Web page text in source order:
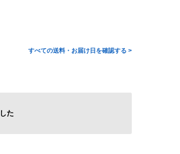
すべての送料・お届け日を確認する >
た